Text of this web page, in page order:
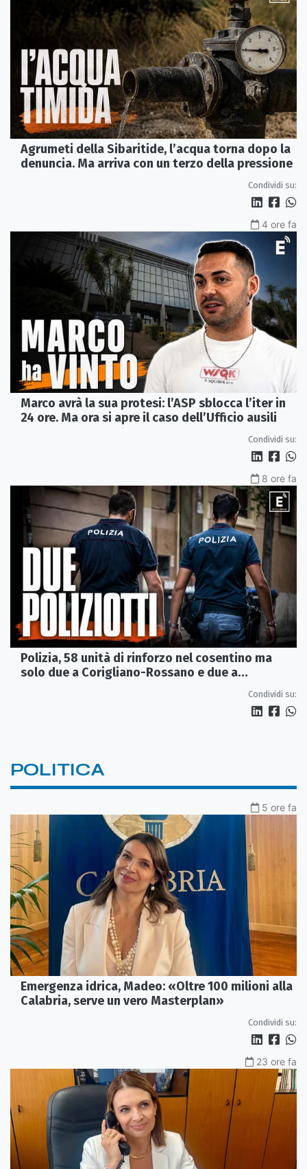
Agrumeti della Sibaritide, l’acqua torna dopo la
denuncia. Ma arriva con un terzo della pressione
Condividi su:
4 ore fa
Marco avrà la sua protesi: l’ASP sblocca l’iter in
24 ore. Ma ora si apre il caso dell’Ufficio ausili
Condividi su:
8 ore fa
Polizia, 58 unità di rinforzo nel cosentino ma
solo due a Corigliano-Rossano e due a
Condividi su:
POLITICA
5 ore fa
Emergenza idrica, Madeo: «Oltre 100 milioni alla
Calabria, serve un vero Masterplan»
Condividi su:
23 ore fa